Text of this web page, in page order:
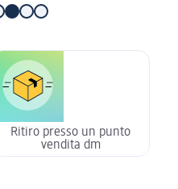
Ritiro presso un punto
vendita dm